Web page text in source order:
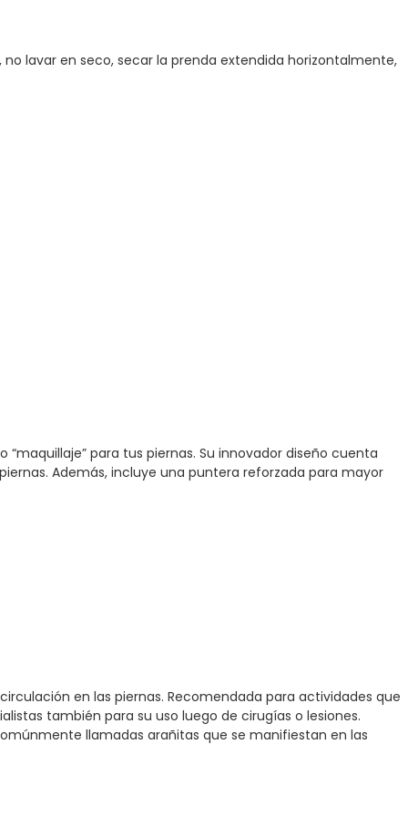
lavar en seco, secar la prenda extendida horizontalmente,
para tus piernas. Su innovador diseño cuenta
Además, incluye una puntera reforzada para mayor
en las piernas. Recomendada para actividades que
también para su uso luego de cirugías o lesiones.
llamadas arañitas que se manifiestan en las